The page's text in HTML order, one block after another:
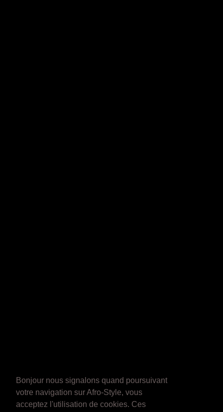
Bonjour nous signalons quand poursuivant
votre navigation sur Afro-Style, vous
acceptez l'utilisation de cookies. Ces